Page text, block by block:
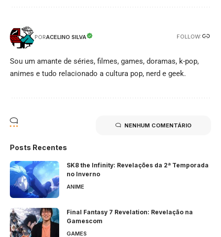
PORACELINO SILVA FOLLOW:
Sou um amante de séries, filmes, games, doramas, k-pop,
animes e tudo relacionado a cultura pop, nerd e geek.
NENHUM COMENTÁRIO
Posts Recentes
SK8 the Infinity: Revelações da 2ª Temporada
no Inverno
ANIME
Final Fantasy 7 Revelation: Revelação na
Gamescom
GAMES